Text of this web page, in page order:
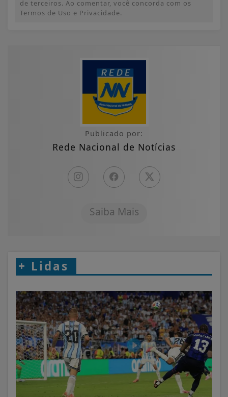
de terceiros. Ao comentar, você concorda com os
Termos de Uso e Privacidade.
Publicado por:
Rede Nacional de Notícias
Saiba Mais
+ Lidas